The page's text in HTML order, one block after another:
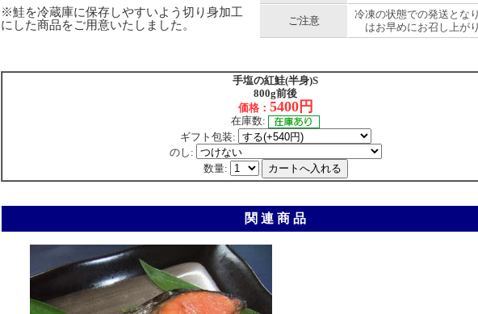
※鮭を冷蔵庫に保存しやすいよう切り身加工
にした商品をご用意いたしました。
ご注意
冷凍の状態での発送とな
はお早めにお召し上が
手塩の紅鮭(半身)S
800g前後
価格： 5400円
在庫数:
ギフト包装:
のし:
数量:
関 連 商 品